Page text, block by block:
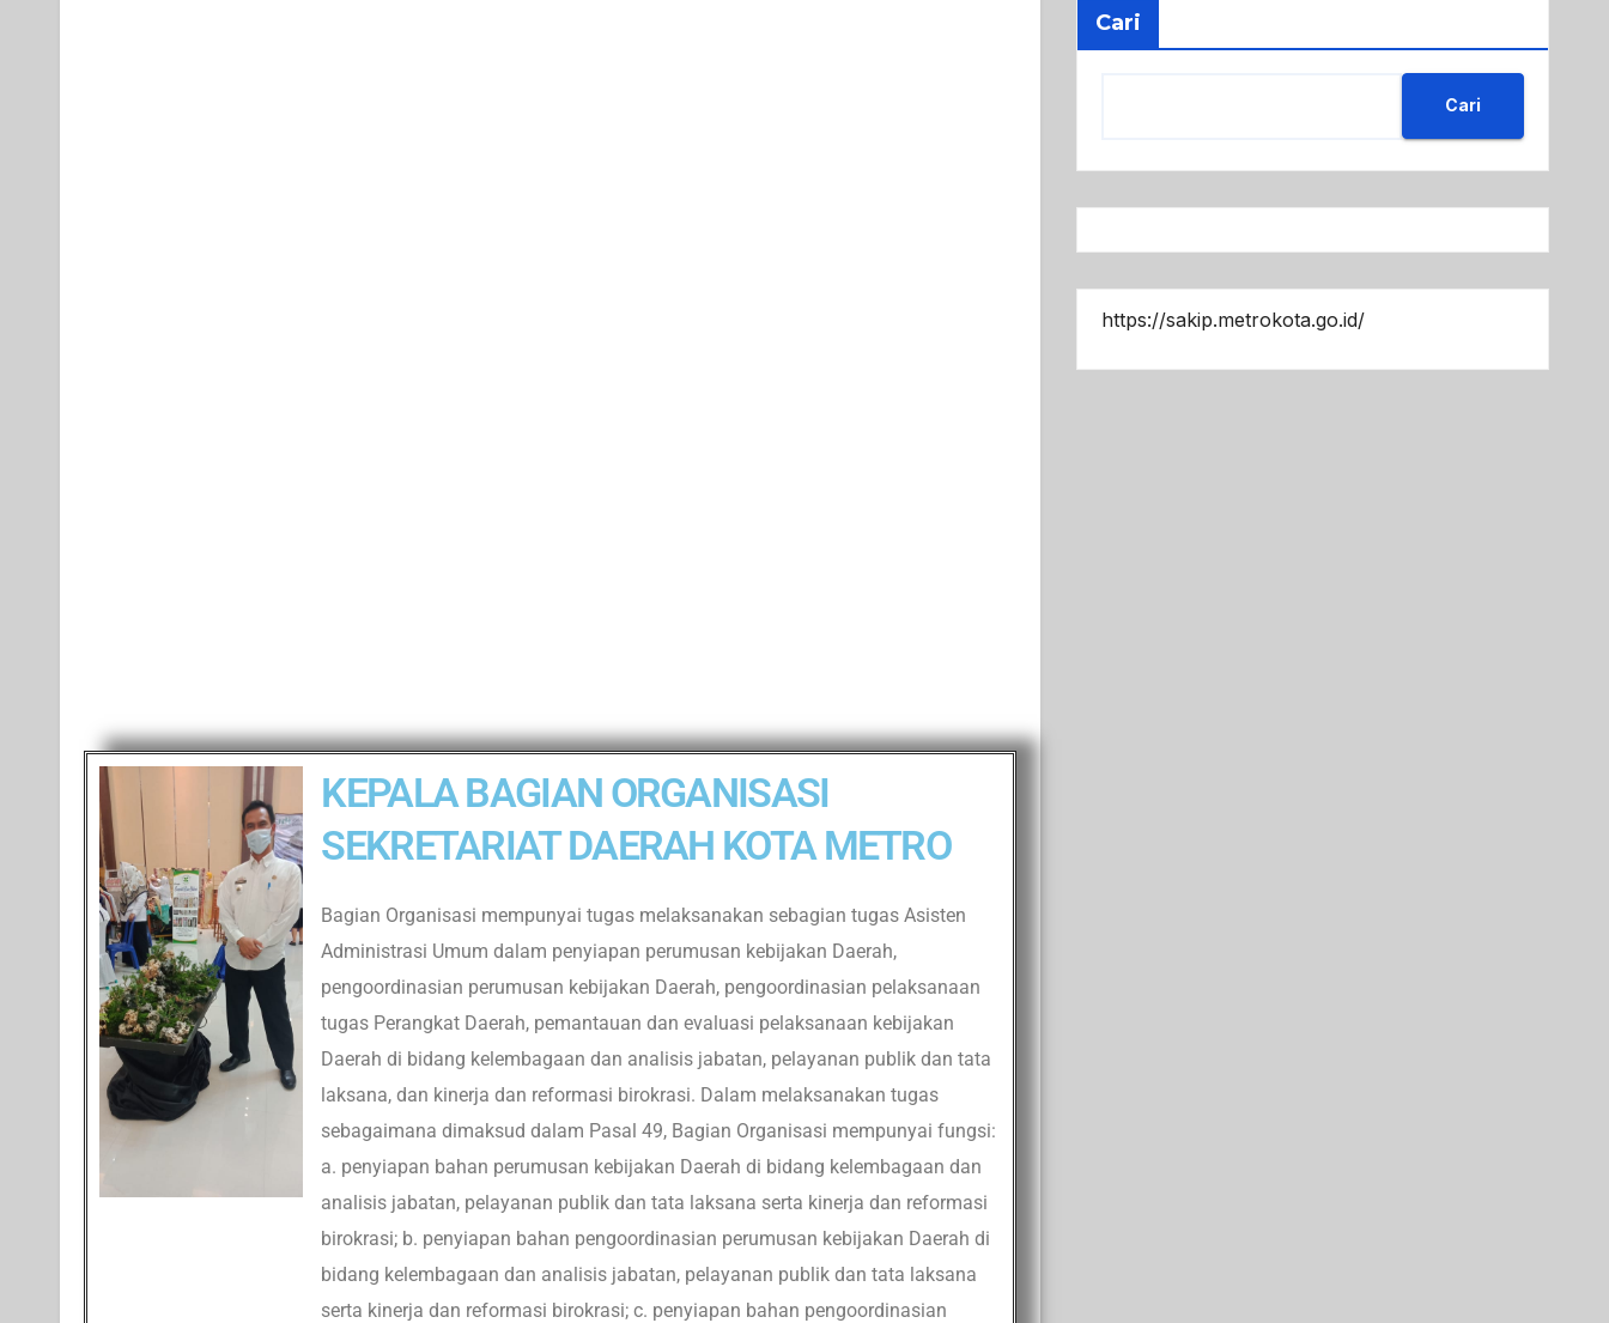
KEPALA BAGIAN ORGANISASI
SEKRETARIAT DAERAH KOTA METRO
Bagian Organisasi mempunyai tugas melaksanakan sebagian tugas Asisten
Administrasi Umum dalam penyiapan perumusan kebijakan Daerah,
pengoordinasian perumusan kebijakan Daerah, pengoordinasian pelaksanaan
tugas Perangkat Daerah, pemantauan dan evaluasi pelaksanaan kebijakan
Daerah di bidang kelembagaan dan analisis jabatan, pelayanan publik dan tata
laksana, dan kinerja dan reformasi birokrasi. Dalam melaksanakan tugas
sebagaimana dimaksud dalam Pasal 49, Bagian Organisasi mempunyai fungsi:
a. penyiapan bahan perumusan kebijakan Daerah di bidang kelembagaan dan
analisis jabatan, pelayanan publik dan tata laksana serta kinerja dan reformasi
birokrasi; b. penyiapan bahan pengoordinasian perumusan kebijakan Daerah di
bidang kelembagaan dan analisis jabatan, pelayanan publik dan tata laksana
serta kinerja dan reformasi birokrasi; c. penyiapan bahan pengoordinasian
Cari
Cari
https://sakip.metrokota.go.id/